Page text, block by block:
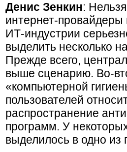
Денис Зенкин:
интернет-провайдеры
ИТ-индустрии
выделить несколько
Прежде всего,
выше сценарию. Во-
«компьютерной
пользователей
распространение
программ. У
выделилось в одно из